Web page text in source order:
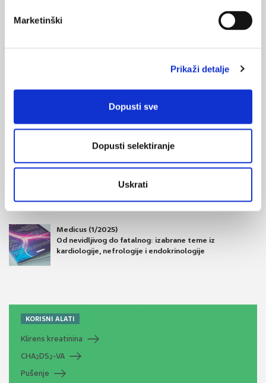
Marketinški
Prikaži detalje
Dopusti sve
Dopusti selektiranje
Uskrati
objavilo Povjerenstvo za igre na sreću te zemlje.
Medicus (1/2026)
Medicus (2/2025)
Muško zdravlje
Medicus (1/2025)
Od nevidljivog do fatalnog: izabrane teme iz
kardiologije, nefrologije i endokrinologije
KORISNI ALATI
Klirens kreatinina
CHA2DS2-VA
Pušenje